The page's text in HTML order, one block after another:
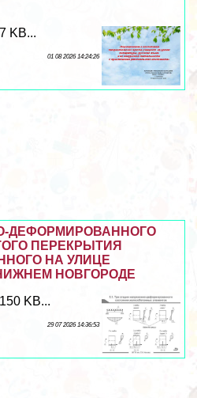
KB...
01 08 2026 14:24:26
ДЕФОРМИРОВАННОГО
ПЕРЕКРЫТИЯ
НА УЛИЦЕ
НОВГОРОДЕ
KB...
29 07 2026 14:36:53